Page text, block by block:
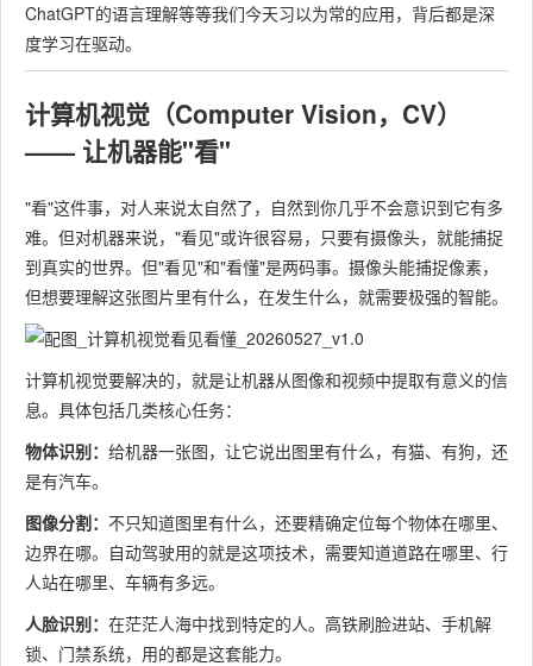
ChatGPT的语言理解等等我们今天习以为常的应用，背后都是深
度学习在驱动。
计算机视觉（Computer Vision，CV）
—— 让机器能"看"
"看"这件事，对人来说太自然了，自然到你几乎不会意识到它有多
难。但对机器来说，"看见"或许很容易，只要有摄像头，就能捕捉
到真实的世界。但"看见"和"看懂"是两码事。摄像头能捕捉像素，
但想要理解这张图片里有什么，在发生什么，就需要极强的智能。
计算机视觉要解决的，就是让机器从图像和视频中提取有意义的信
息。具体包括几类核心任务：
物体识别： 给机器一张图，让它说出图里有什么，有猫、有狗，还
是有汽车。
图像分割： 不只知道图里有什么，还要精确定位每个物体在哪里、
边界在哪。自动驾驶用的就是这项技术，需要知道道路在哪里、行
人站在哪里、车辆有多远。
人脸识别： 在茫茫人海中找到特定的人。高铁刷脸进站、手机解
锁、门禁系统，用的都是这套能力。